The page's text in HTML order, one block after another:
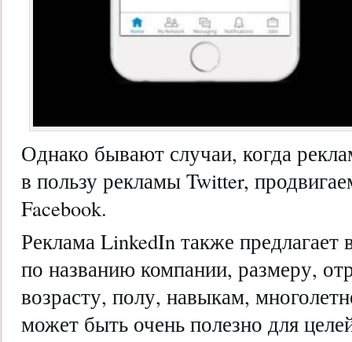
Однако бывают случаи, когда
в пользу рекламы Twitter,
Facebook.
Реклама LinkedIn также предлагает
по названию компании, размеру,
возрасту, полу, навыкам,
может быть очень полезно для